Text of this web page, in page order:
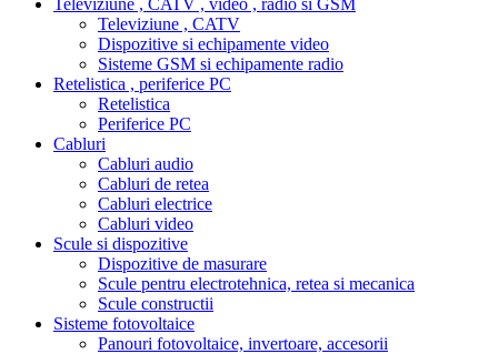
Televiziune , CATV , video , radio si GSM
Televiziune , CATV
Dispozitive si echipamente video
Sisteme GSM si echipamente radio
Retelistica , periferice PC
Retelistica
Periferice PC
Cabluri
Cabluri audio
Cabluri de retea
Cabluri electrice
Cabluri video
Scule si dispozitive
Dispozitive de masurare
Scule pentru electrotehnica, retea si mecanica
Scule constructii
Sisteme fotovoltaice
Panouri fotovoltaice, invertoare, accesorii